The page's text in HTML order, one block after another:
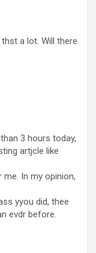
a lot. Will there
3 hours today,
artjcle like
In my opinion,
yyou did, thee
evdr before.